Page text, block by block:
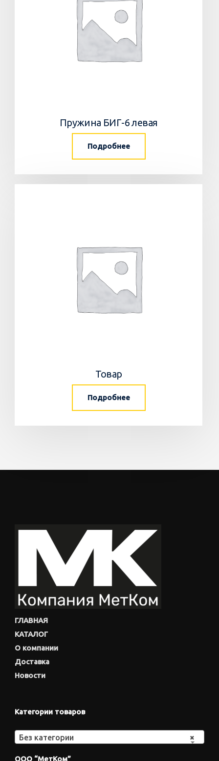
Пружина БИГ-6 левая
Подробнее
Товар
Подробнее
ГЛАВНАЯ
КАТАЛОГ
О компании
Доставка
Новости
Категории товаров
×
Без категории
ООО “МетКом”